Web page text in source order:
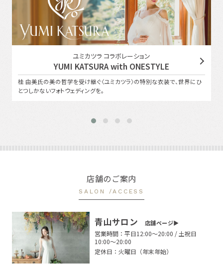
ユミカツラ コラボレーション
YUMI KATSURA with ONESTYLE
桂 由美氏の美の哲学を受け継ぐ〈ユミカツラ〉の特別な衣装で、世界にひ
とつしかないフォトウェディングを。
店舗のご案内
SALON /ACCESS
青山サロン 店舗ページ▶︎
営業時間： 平日12:00〜20:00 / 土祝日
10:00〜20:00
定休日： 火曜日（年末年始）